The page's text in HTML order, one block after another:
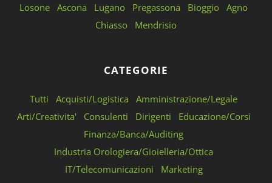
Losone Ascona Lugano Pregassona Bioggio Agno
Chiasso
Mendrisio
CATEGORIE
Tutti Acquisti/Logistica
Amministrazione/Legale
Arti/Creativita'
Consulenti Dirigenti
Educazione/Corsi
Finanza/Banca/Auditing
Industria Orologiera/Gioielleria/Ottica
IT/Telecomunicazioni
Marketing